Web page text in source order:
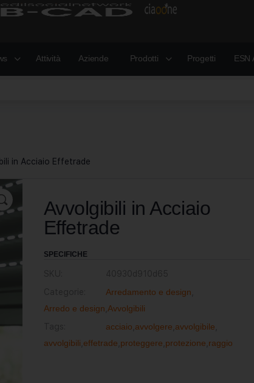
Attività Aziende Prodotti Progetti ESN
in Acciaio Effetrade
Avvolgibili in Acciaio
Effetrade
SPECIFICHE
Arredamento e design
Arredo e design Avvolgibili
acciaio avvolgere avvolgibile
avvolgibili effetrade proteggere protezione raggio